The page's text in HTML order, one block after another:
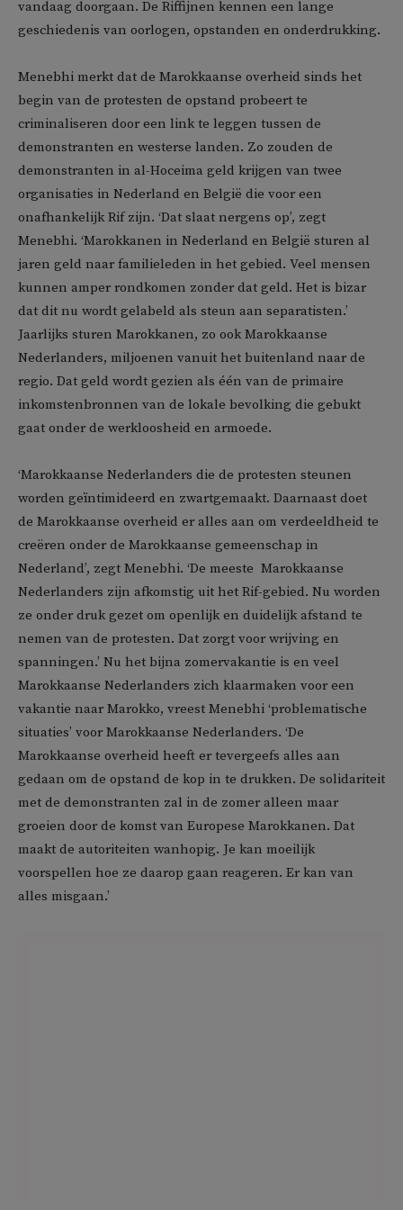
vandaag doorgaan. De Riffijnen kennen een lange
geschiedenis van oorlogen, opstanden en onderdrukking.
Menebhi merkt dat de Marokkaanse overheid sinds het
begin van de protesten de opstand probeert te
criminaliseren door een link te leggen tussen de
demonstranten en westerse landen. Zo zouden de
demonstranten in al-Hoceima geld krijgen van twee
organisaties in Nederland en België die voor een
onafhankelijk Rif zijn. ‘Dat slaat nergens op’, zegt
Menebhi. ‘Marokkanen in Nederland en België sturen al
jaren geld naar familieleden in het gebied. Veel mensen
kunnen amper rondkomen zonder dat geld. Het is bizar
dat dit nu wordt gelabeld als steun aan separatisten.’
Jaarlijks sturen Marokkanen, zo ook Marokkaanse
Nederlanders, miljoenen vanuit het buitenland naar de
regio. Dat geld wordt gezien als één van de primaire
inkomstenbronnen van de lokale bevolking die gebukt
gaat onder de werkloosheid en armoede.
‘Marokkaanse Nederlanders die de protesten steunen
worden geïntimideerd en zwartgemaakt. Daarnaast doet
de Marokkaanse overheid er alles aan om verdeeldheid te
creëren onder de Marokkaanse gemeenschap in
Nederland’, zegt Menebhi. ‘De meeste Marokkaanse
Nederlanders zijn afkomstig uit het Rif-gebied. Nu worden
ze onder druk gezet om openlijk en duidelijk afstand te
nemen van de protesten. Dat zorgt voor wrijving en
spanningen.’ Nu het bijna zomervakantie is en veel
Marokkaanse Nederlanders zich klaarmaken voor een
vakantie naar Marokko, vreest Menebhi ‘problematische
situaties’ voor Marokkaanse Nederlanders. ‘De
Marokkaanse overheid heeft er tevergeefs alles aan
gedaan om de opstand de kop in te drukken. De solidariteit
met de demonstranten zal in de zomer alleen maar
groeien door de komst van Europese Marokkanen. Dat
maakt de autoriteiten wanhopig. Je kan moeilijk
voorspellen hoe ze daarop gaan reageren. Er kan van
alles misgaan.’